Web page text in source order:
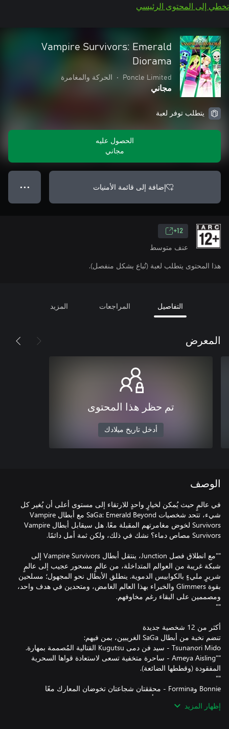
تخطي إلى المحتوى الرئيسي
Vampire Survivors: Emerald
Diorama
Poncle Limited
• الحركة والمغامرة
مجاني
يتطلب توفر لعبة
الحصول عليه
مجاني
إضافة إلى قائمة الأمنيات ● ● ●
12+
عنف متوسط
هذا المحتوى يتطلب لعبة (تُباع بشكل منفصل).
التفاصيل المراجعات المزيد
المعرض
تم حظر هذا المحتوى
أدخل تاريخ ميلادك
الوصف
في عالمٍ حيث يُمكن لخيارٍ واحدٍ للارتقاء إلى مستوى أعلى أن يُغير كل
شيء، تتحد شخصيات SaGa: Emerald Beyond مع أبطال Vampire
Survivors لخوض مغامرتهم المقبلة معًا. هل سيقابل أبطال Vampire
""مع انطلاق فصل Junction، ينتقل أبطال Vampire Survivors إلى
شبكة غريبة من العوالم المتداخلة، من عالمٍ مسحور عجيب إلى عالمٍ
شريرٍ مليءٍ بالكوابيس الدموية. ينطلق الأبطال نحو المجهول؛ مسلحين
بقوة Glimmers والخبراء بهذا العالم الغامض، ومتحدين في هدف واحد،
""Ameya Aisling - ساحرة متخفية تسعى لاستعادة قواها السحرية
Bonnie وFormina - محققتان شجاعتان تخوضان المعارك معًا
Diva No.5 - مطربة آلية منبوذة بسبب أدائها لحنًا محظورًا، تتنقل بينإظهار المزيد